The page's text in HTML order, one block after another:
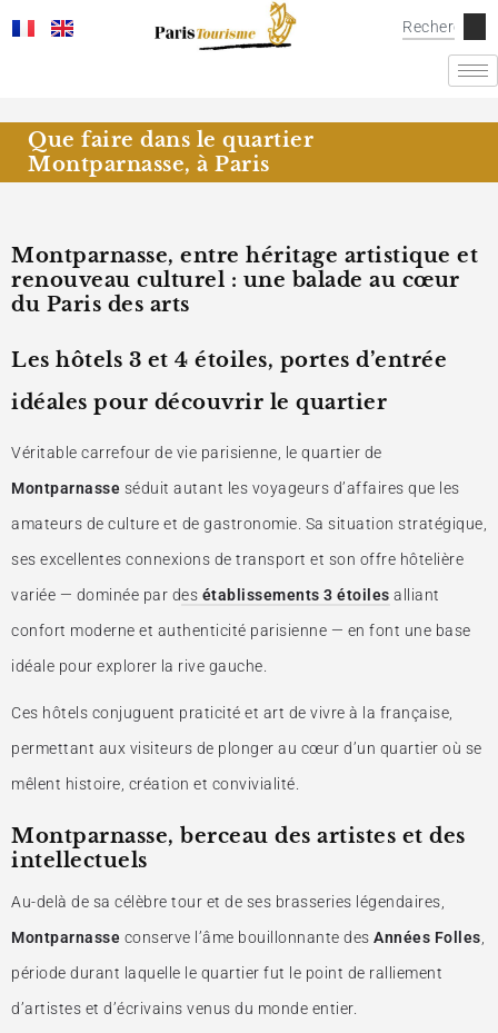
Que faire dans le quartier
Montparnasse, à Paris
Montparnasse, entre héritage artistique et
renouveau culturel : une balade au cœur
du Paris des arts
Les hôtels 3 et 4 étoiles, portes d’entrée
idéales pour découvrir le quartier
Véritable carrefour de vie parisienne, le quartier de
Montparnasse séduit autant les voyageurs d’affaires que les
amateurs de culture et de gastronomie. Sa situation stratégique,
ses excellentes connexions de transport et son offre hôtelière
variée — dominée par des établissements 3 étoiles alliant
confort moderne et authenticité parisienne — en font une base
idéale pour explorer la rive gauche.
Ces hôtels conjuguent praticité et art de vivre à la française,
permettant aux visiteurs de plonger au cœur d’un quartier où se
mêlent histoire, création et convivialité.
Montparnasse, berceau des artistes et des
intellectuels
Au-delà de sa célèbre tour et de ses brasseries légendaires,
Montparnasse conserve l’âme bouillonnante des Années Folles
période durant laquelle le quartier fut le point de ralliement
d’artistes et d’écrivains venus du monde entier.